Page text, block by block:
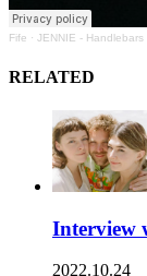
Fife · JENNIE -
RELATED
Interview
2022.10.24